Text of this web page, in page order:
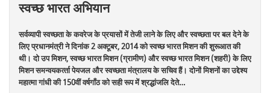
स्वच्छ भारत अभियान
सर्वव्‍यापी स्‍वच्‍छता के कवरेज के प्रयासों में तेजी लाने के लिए और स्‍वच्‍छता पर बल देने के
लिए प्रधानमंत्री ने दिनांक 2 अक्‍टूबर, 2014 को स्‍वच्‍छ भारत मिशन की शुरूआत की
थी। दो उप मिशन, स्‍वच्‍छ भारत मिशन (ग्रामीण) और स्‍वच्‍छ भारत मिशन (शहरी) के लिए
मिशन समन्‍वयकर्त्‍ता पेयजल और स्‍वच्‍छता मंत्रालय के सचिव हैं। दोनों मिशनों का उद्देश्‍य
महात्‍मा गांधी की 150वीं वर्षगाँठ को सही रूप में श्रद्धांजलि देते…